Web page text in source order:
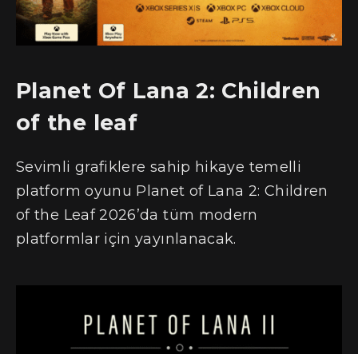
Planet Of Lana 2: Children
of the leaf
Sevimli grafiklere sahip hikaye temelli
platform oyunu Planet of Lana 2: Children
of the Leaf 2026’da tüm modern
platformlar için yayınlanacak.